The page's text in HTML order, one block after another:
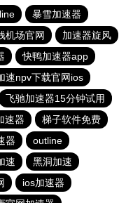
暴雪加速器
机场官网
加速器旋风
快鸭加速器app
速npv下载官网ios
飞驰加速器15分钟试用
速器
梯子软件免费
器
outline
速
黑洞加速
ios加速器